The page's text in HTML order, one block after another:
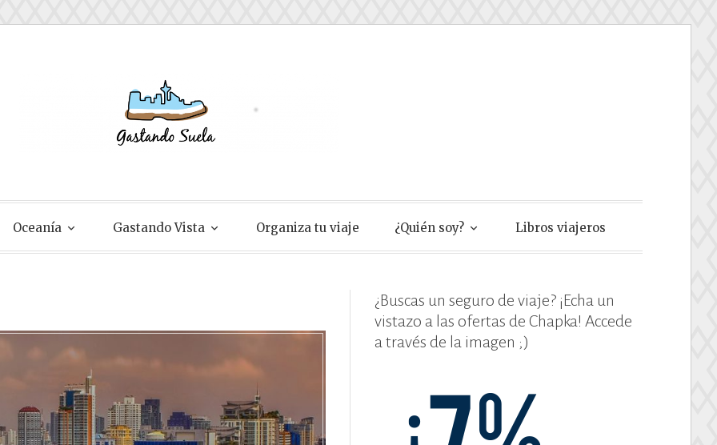
Oceanía Gastando Vista Organiza tu viaje ¿Quién soy? Libros viajeros
¿Buscas un seguro de viaje? ¡Echa un
vistazo a las ofertas de Chapka! Accede
a través de la imagen ;)